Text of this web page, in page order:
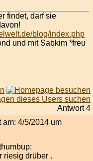
findet, darf sie
blog/index.php
und mit Sabkim *freu
Antwort 4
4/5/2014 um
riesig drüber .